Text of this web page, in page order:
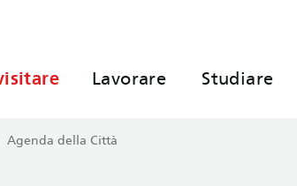
Lavorare Studiare
Agenda della Città